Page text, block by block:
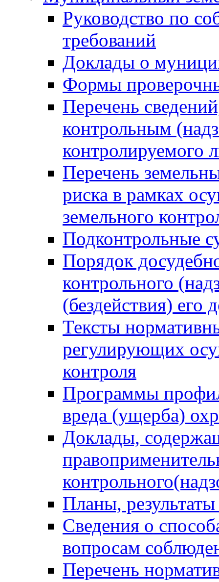
Руководство по
требований
Доклады о
Формы
Перечень
контрольным
контролируемого
Перечень
риска в рамках
земельного
Подконтрольные
Порядок
контрольного
(бездействия)
Тексты
регулирующих
контроля
Программы
вреда (ущерба)
Доклады,
Планы,
Сведения о
вопросам
Перечень